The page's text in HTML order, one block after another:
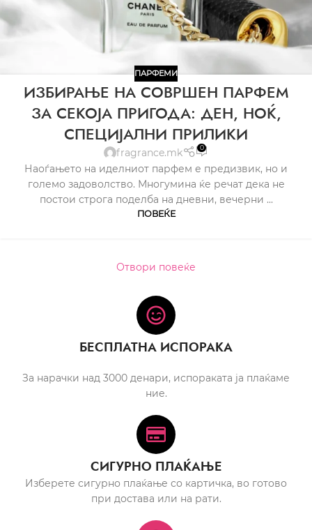
ПАРФЕМИ
ИЗБИРАЊЕ НА СОВРШЕН ПАРФЕМ
ЗА СЕКОЈА ПРИГОДА: ДЕН, НОЌ,
СПЕЦИЈАЛНИ ПРИЛИКИ
fragrance.mk 0
Наоѓањето на иделниот парфем е предизвик, но и
големо задоволство. Многумина ќе речат дека не
постои строга поделба на дневни, вечерни ...
ПОВЕЌЕ
Отвори повеќе
БЕСПЛАТНА ИСПОРАКА
За нарачки над 3000 денари, испораката ја плаќаме
ние.
СИГУРНО ПЛАЌАЊЕ
Изберете сигурно плаќање со картичка, во готово
при достава или на рати.